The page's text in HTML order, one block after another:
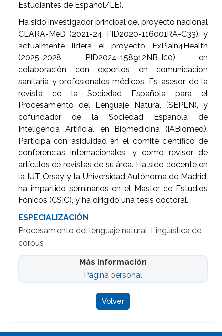
Estudiantes de Español/LE).
Ha sido investigador principal del proyecto nacional
CLARA-MeD (2021-24, PID2020-116001RA-C33), y
actualmente lidera el proyecto ExPlain4Health
(2025-2028, PID2024-158912NB-I00), en
colaboración con expertos en comunicación
sanitaria y profesionales médicos. Es asesor de la
revista de la Sociedad Española para el
Procesamiento del Lenguaje Natural (SEPLN), y
cofundador de la Sociedad Española de
Inteligencia Artificial en Biomedicina (IABiomed).
Participa con asiduidad en el comité científico de
conferencias internacionales, y como revisor de
artículos de revistas de su área. Ha sido docente en
la IUT Orsay y la Universidad Autónoma de Madrid,
ha impartido seminarios en el Master de Estudios
Fónicos (CSIC), y ha dirigido una tesis doctoral.
ESPECIALIZACIÓN
Procesamiento del lenguaje natural, Lingüística de
corpus
Más información
Página personal
Volver